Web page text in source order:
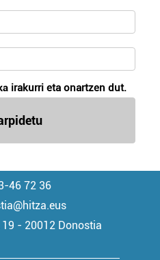
irakurri eta onartzen dut.
46 72 36
- 20012 Donostia